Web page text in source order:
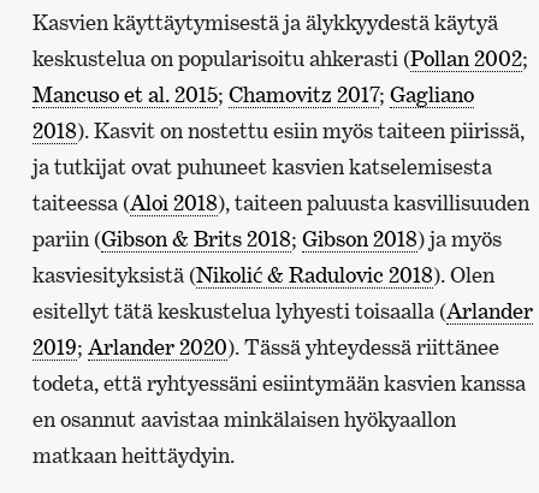
Kasvien käyttäytymisestä ja älykkyydestä käytyä
keskustelua on popularisoitu ahkerasti (Pollan 2002;
Mancuso et al. 2015; Chamovitz 2017; Gagliano
2018). Kasvit on nostettu esiin myös taiteen piirissä,
ja tutkijat ovat puhuneet kasvien katselemisesta
taiteessa (Aloi 2018), taiteen paluusta kasvillisuuden
pariin (Gibson & Brits 2018; Gibson 2018) ja myös
kasviesityksistä (Nikolić & Radulovic 2018). Olen
esitellyt tätä keskustelua lyhyesti toisaalla (Arlander
2019; Arlander 2020). Tässä yhteydessä riittänee
todeta, että ryhtyessäni esiintymään kasvien kanssa
en osannut aavistaa minkälaisen hyökyaallon
matkaan heittäydyin.